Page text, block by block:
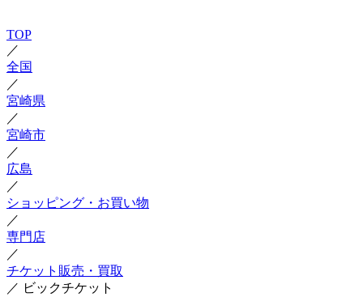
TOP
／
全国
／
宮崎県
／
宮崎市
／
広島
／
ショッピング・お買い物
／
専門店
／
チケット販売・買取
／ ビックチケット